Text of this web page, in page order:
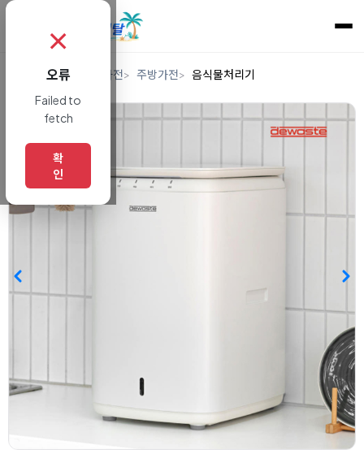
렌탈 디지털/가전 주방가전 음식물처리기
✗
오류
Failed to
fetch
확
인